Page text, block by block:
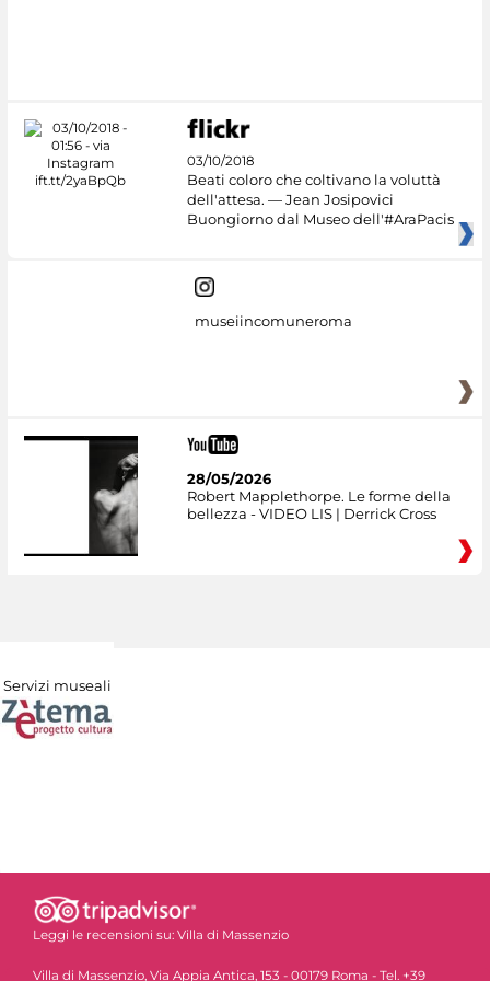
03/10/2018
Beati coloro che coltivano la voluttà
dell'attesa. — Jean Josipovici
Buongiorno dal Museo dell'#AraPacis
museiincomuneroma
28/05/2026
Robert Mapplethorpe. Le forme della
bellezza - VIDEO LIS | Derrick Cross
Servizi museali
Leggi le recensioni su: Villa di Massenzio
Villa di Massenzio, Via Appia Antica, 153 - 00179 Roma - Tel. +39